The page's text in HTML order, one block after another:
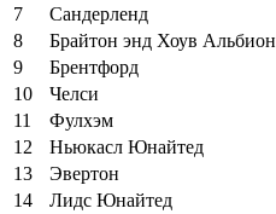
7
Сандерленд
8
Брайтон энд Хоув Альбион
9
Брентфорд
10
Челси
11
Фулхэм
12
Ньюкасл Юнайтед
13
Эвертон
14
Лидс Юнайтед